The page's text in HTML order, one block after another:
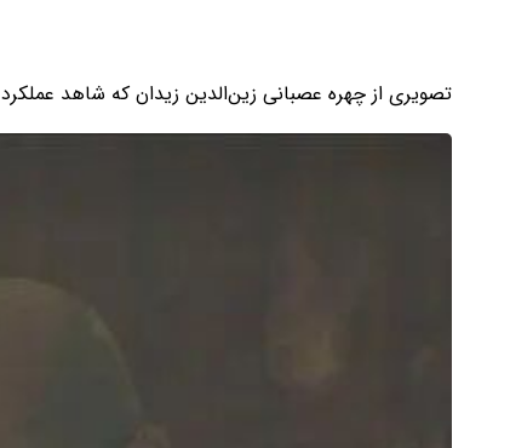
تصویری از چهره عصبانی زین‌الدین زیدان که شاهد